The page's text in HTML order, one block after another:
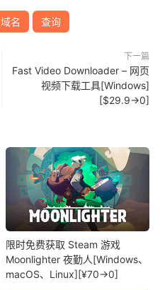
域名 查询
下一篇
Fast Video Downloader – 网页
视频下载工具[Windows]
[$29.9→0]
限时免费获取 Steam 游戏
Moonlighter 夜勤人[Windows、
macOS、Linux][¥70→0]